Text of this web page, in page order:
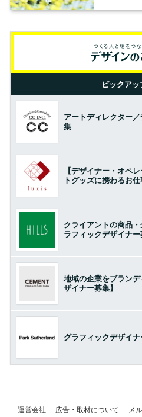
ピックアッ
アートディレクター
集
【デザイナー・オペ
トグッズに携わるお仕
クライアントの商品
ラフィックデザイナー
地域の企業をブラン
ザイナー募集】
グラフィックデザイ
運営会社 広告・取材について メ